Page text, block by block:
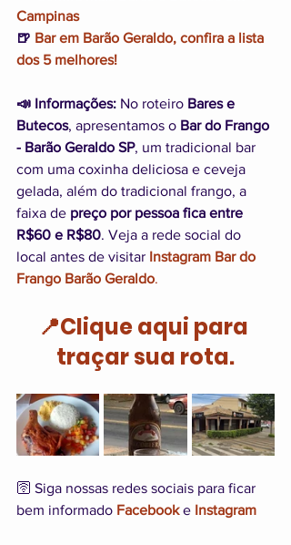
Campinas
🍺 Bar em Barão Geraldo, confira a lista
dos 5 melhores!
📣 Informações: No roteiro Bares e
Butecos, apresentamos o Bar do Frango
- Barão Geraldo SP, um tradicional bar
com uma coxinha deliciosa e ceveja
gelada, além do tradicional frango, a
faixa de preço por pessoa fica entre
R$60 e R$80. Veja a rede social do
local antes de visitar Instagram Bar do
Frango Barão Geraldo.
📍Clique aqui para
traçar sua rota.
🛜 Siga nossas redes sociais para ficar
bem informado Facebook e Instagram